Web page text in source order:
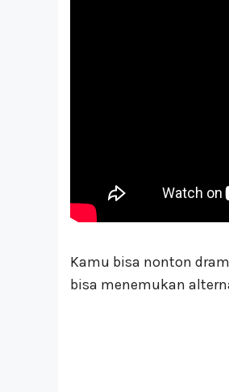
Kamu bisa nonton
bisa menemukan